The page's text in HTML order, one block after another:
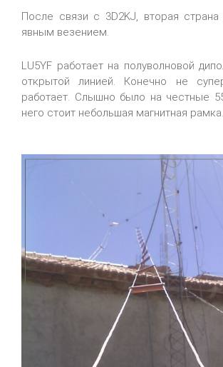
После связи с 3D2KJ, вторая
явным везением.
LU5YF работает на полуволновой
открытой линией. Конечно не
работает. Слышно было на честные
него стоит небольшая магнитная рамка.